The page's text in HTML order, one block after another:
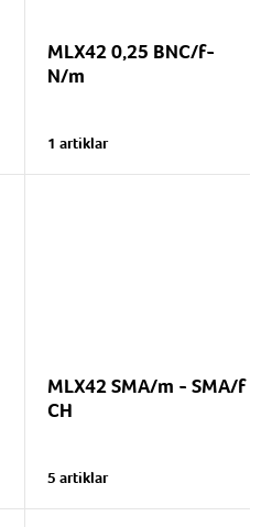
MLX42 0,25 BNC/f-
N/m
1 artiklar
MLX42 SMA/m - SMA/f
CH
5 artiklar